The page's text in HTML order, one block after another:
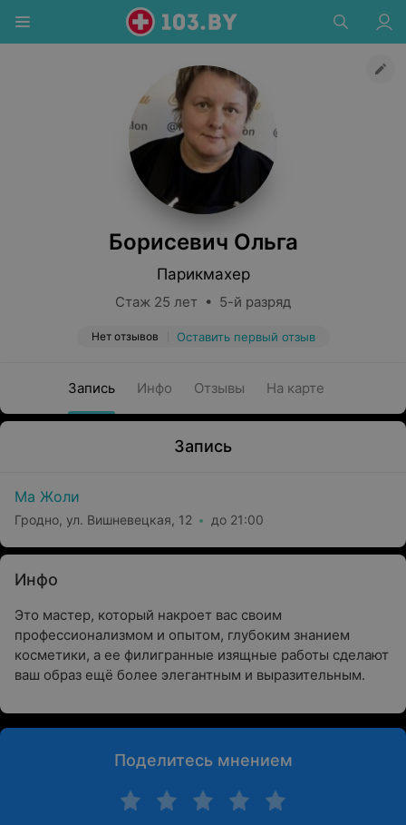
Борисевич Ольга
Парикмахер
Стаж 25 лет • 5-й разряд
Нет отзывов Оставить первый отзыв
Запись Инфо Отзывы На карте
Запись
Ма Жоли
Гродно, ул. Вишневецкая, 12 до 21:00
Инфо
Это мастер, который накроет вас своим
профессионализмом и опытом, глубоким знанием
косметики, а ее филигранные изящные работы сделают
ваш образ ещё более элегантным и выразительным.
Поделитесь мнением